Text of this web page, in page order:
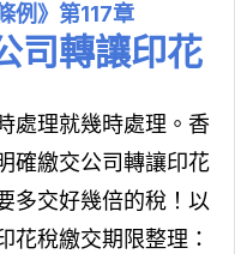
例》第117章
司轉讓印花
處理就幾時處理。香
確繳交公司轉讓印花
多交好幾倍的稅！以
花稅繳交期限整理：